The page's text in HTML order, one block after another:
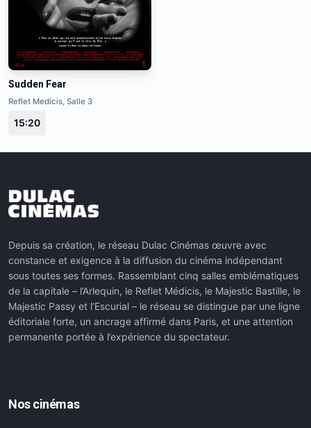
Sudden Fear
Reflet Medicis, Salle 3
15:20
Depuis sa création, le réseau Dulac Cinémas œuvre avec
constance et exigence à la diffusion du cinéma indépendant
sous toutes ses formes. Rassemblant cinq salles emblématiques
de la capitale – l’Arlequin, le Reflet Médicis, le Majestic Bastille, le
Majestic Passy et l’Escurial – le réseau se distingue par une ligne
éditoriale forte, un ancrage affirmé dans Paris, et une attention
permanente portée à l’expérience du spectateur.
Nos cinémas